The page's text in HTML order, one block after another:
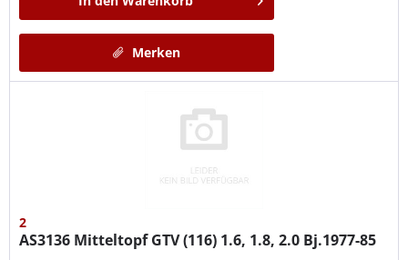
Merken
2
AS3136 Mitteltopf GTV (116) 1.6, 1.8, 2.0 Bj.1977-85